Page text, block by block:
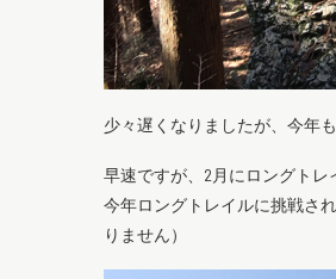
少々遅くなりましたが、今年
早速ですが、2月にロングトレ
今年ロングトレイルに挑戦さ
りません）